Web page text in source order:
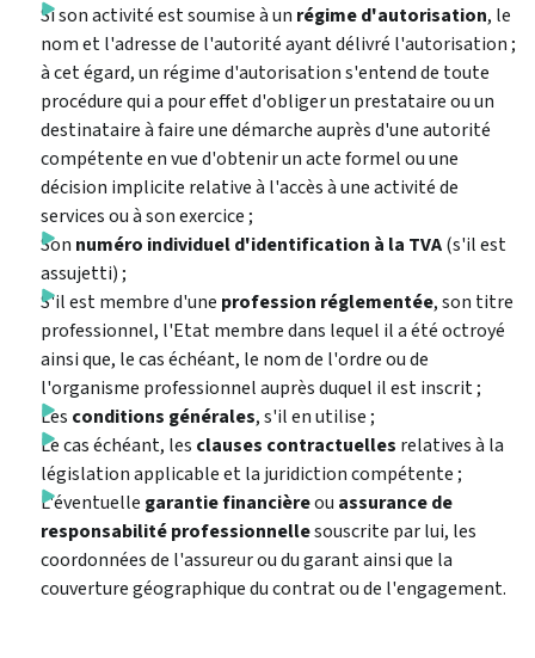
Si son activité est soumise à un régime d'autorisation, le
nom et l'adresse de l'autorité ayant délivré l'autorisation ;
à cet égard, un régime d'autorisation s'entend de toute
procédure qui a pour effet d'obliger un prestataire ou un
destinataire à faire une démarche auprès d'une autorité
compétente en vue d'obtenir un acte formel ou une
décision implicite relative à l'accès à une activité de
services ou à son exercice ;
Son numéro individuel d'identification à la TVA(s'il est
assujetti) ;
S'il est membre d'une profession réglementée, son titre
professionnel, l'Etat membre dans lequel il a été octroyé
ainsi que, le cas échéant, le nom de l'ordre ou de
l'organisme professionnel auprès duquel il est inscrit ;
Les conditions générales, s'il en utilise ;
Le cas échéant, les clauses contractuelles relatives à la
législation applicable et la juridiction compétente ;
L'éventuelle garantie financièreou assurance de
responsabilité professionnellesouscrite par lui, les
coordonnées de l'assureur ou du garant ainsi que la
couverture géographique du contrat ou de l'engagement.